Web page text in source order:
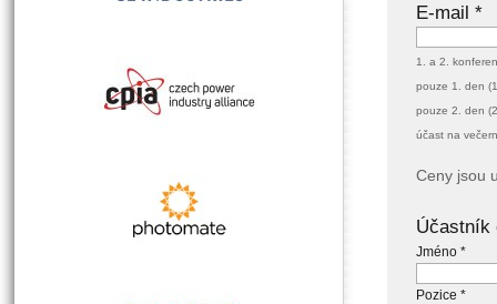
E-mail *
1. a 2.
pouze 1. den
pouze 2. den
účast na
Ceny jsou
Účastník
Jméno *
Pozice *